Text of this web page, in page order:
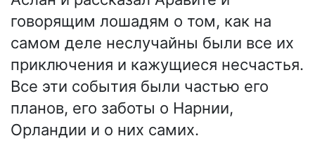
говорящим лошадям о том, как на
самом деле неслучайны были все их
приключения и кажущиеся несчастья.
Все эти события были частью его
планов, его заботы о Нарнии,
Орландии и о них самих.